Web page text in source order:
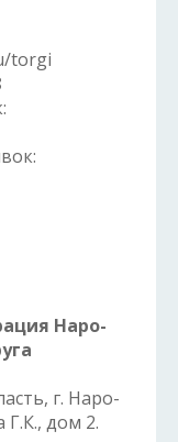
torgi
заявок:
Наро-
г. Наро-
дом 2.